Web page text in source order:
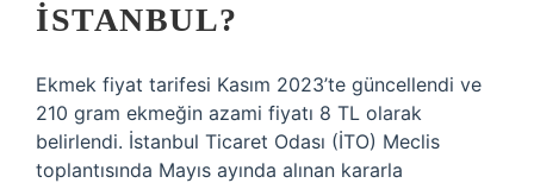
İSTANBUL?
Ekmek fiyat tarifesi Kasım 2023’te güncellendi ve
210 gram ekmeğin azami fiyatı 8 TL olarak
belirlendi. İstanbul Ticaret Odası (İTO) Meclis
toplantısında Mayıs ayında alınan kararla